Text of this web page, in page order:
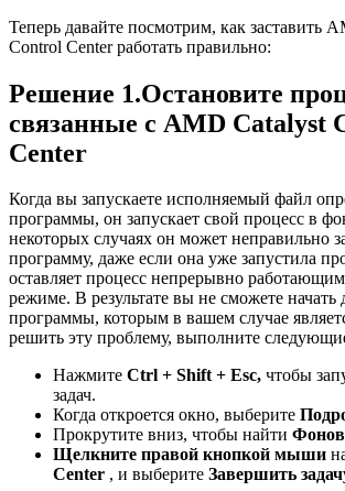
Теперь давайте посмотрим, как заставить
Control Center работать правильно:
Решение 1.Остановите
связанные с AMD Catalyst
Center
Когда вы запускаете исполняемый файл
программы, он запускает свой процесс в
некоторых случаях он может неправильно
программу, даже если она уже запустила
оставляет процесс непрерывно
режиме. В результате вы не сможете начать
программы, которым в вашем случае
решить эту проблему, выполните
Нажмите Ctrl + Shift + Esc, чтобы
задач.
Когда откроется окно, выберите
Прокрутите вниз, чтобы найти
Щелкните правой кнопкой мыши
Center , и выберите Завершить